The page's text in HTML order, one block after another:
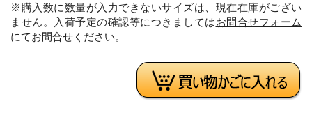
※購入数に数量が入力できないサイズは、現在在庫がござい
ません。入荷予定の確認等につきましてはお問合せフォーム
にてお問合せください。